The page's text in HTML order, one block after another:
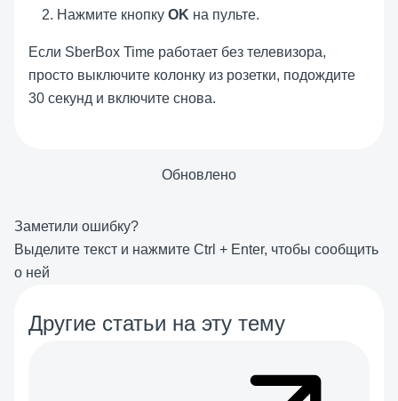
Нажмите кнопку OK на пульте.
Если SberBox Time работает без телевизора,
просто выключите колонку из розетки, подождите
30 секунд и включите снова.
Обновлено
Заметили ошибку?
Выделите текст и нажмите Ctrl + Enter, чтобы сообщить
о ней
Другие статьи на эту тему